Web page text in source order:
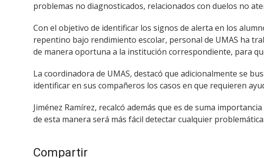
problemas no diagnosticados, relacionados con duelos no
Con el objetivo de identificar los signos de alerta en los
repentino bajo rendimiento escolar, personal de UMAS ha
de manera oportuna a la institución correspondiente, para
La coordinadora de UMAS, destacó que adicionalmente se
identificar en sus compañeros los casos en que requieren
Jiménez Ramírez, recalcó además que es de suma
de esta manera será más fácil detectar cualquier problemática.
Compartir